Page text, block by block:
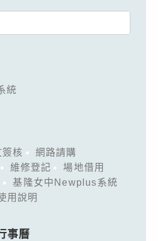
統
簽核
網路請購
維修登記
場地借用
基隆女中Newplus系統
用說明
事曆